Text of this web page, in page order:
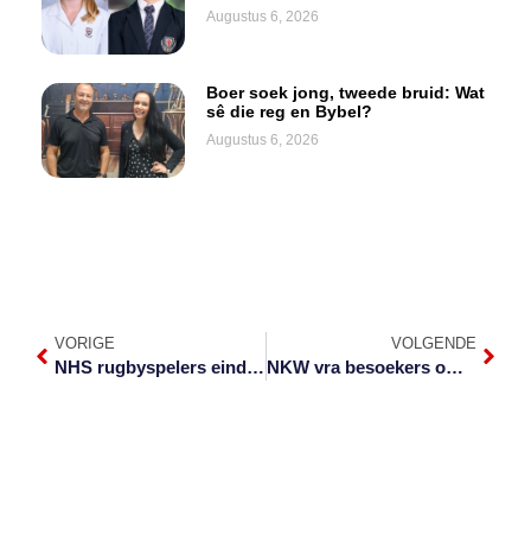
Augustus 6, 2026
Boer soek jong, tweede bruid: Wat
sê die reg en Bybel?
Augustus 6, 2026
VORIGE
NHS rugbyspelers eindig 2024 op hoë noot
VOLGENDE
NKW vra besoekers om diere reg van weg te gee na besoeker leeu stamp